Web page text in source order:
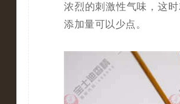
浓烈的刺激性气味，这
添加量可以少点。